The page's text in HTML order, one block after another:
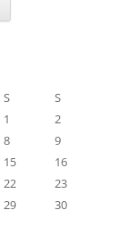
S
S
1
2
8
9
15
16
22
23
29
30